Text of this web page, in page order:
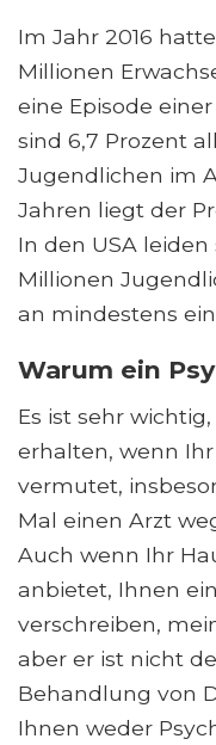
Im Jahr 2016
Millionen
eine Episode
sind 6,7 Prozent
Jugendlichen im
Jahren liegt der
In den USA leiden
Millionen
an mindestens
Warum ein
Es ist sehr
erhalten, wenn
vermutet,
Mal einen Arzt
Auch wenn Ihr
anbietet, Ihnen
verschreiben,
aber er ist nicht
Behandlung von
Ihnen weder